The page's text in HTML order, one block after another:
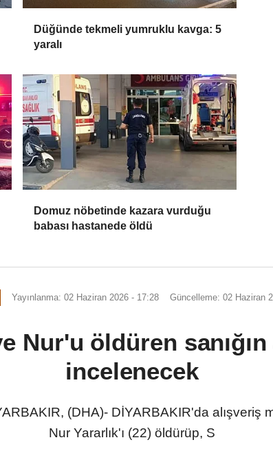
Düğünde tekmeli yumruklu kavga: 5
yaralı
Domuz nöbetinde kazara vurduğu
babası hastanede öldü
Yayınlanma: 02 Haziran 2026 - 17:28 Güncelleme: 02 Haziran
Nur'u öldüren sanığın
incelenecek
(DHA)- DİYARBAKIR'da alışveriş
Nur Yararlık'ı (22) öldürüp, S